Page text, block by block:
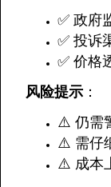
✅ 政府
✅ 投诉
✅ 价格
风险提示 ：
⚠️ 仍需
⚠️ 需仔
⚠️ 成本